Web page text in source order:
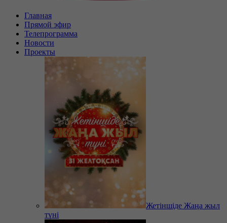
Главная
Прямой эфир
Телепрограмма
Новости
Проекты
Жетіншіде Жаңа жыл
түні